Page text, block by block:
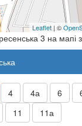
Leaflet| ©
3 на мапі
4 4а 6
11 11а